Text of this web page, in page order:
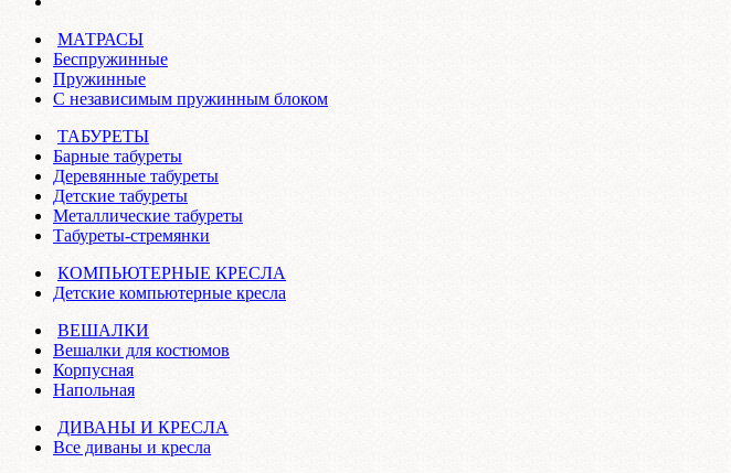
МАТРАСЫ
Беспружинные
Пружинные
С независимым пружинным блоком
ТАБУРЕТЫ
Барные табуреты
Деревянные табуреты
Детские табуреты
Металлические табуреты
Табуреты-стремянки
КОМПЬЮТЕРНЫЕ КРЕСЛА
Детские компьютерные кресла
ВЕШАЛКИ
Вешалки для костюмов
Корпусная
Напольная
ДИВАНЫ И КРЕСЛА
Все диваны и кресла